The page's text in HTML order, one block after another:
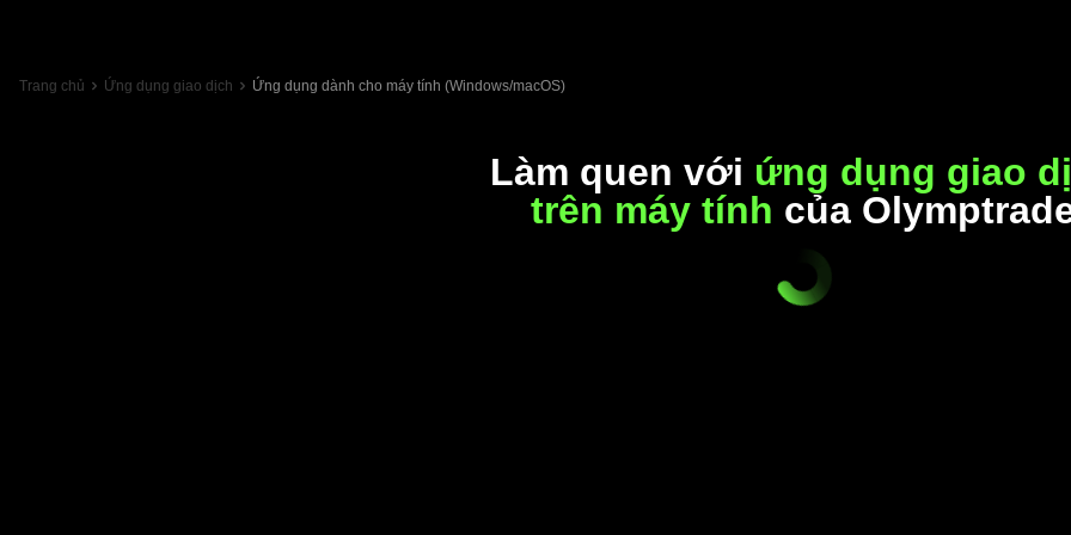
Trang chủ Ứng dụng giao dịch Ứng dụng dành cho máy tính (Windows/macOS)
Làm quen với ứng dụng giao
trên máy tính của